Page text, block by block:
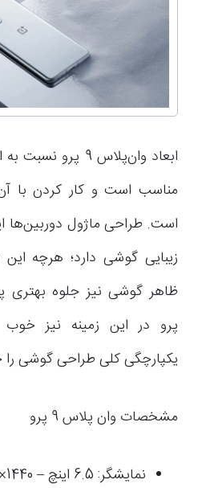
ابعاد وان‌پلاس 9
مناسب است و کار کردن با
است. طراحی ماژول دوربین‌ها
زیبایی گوشی دارد؛ هرچه
پرو در این زمینه نیز
یکپارچگی کلی طراحی گوشی
مشخصات وان پلاس 9 پرو
نمایشگر: 6.5 اینچ – 1440×3216 پیکسل- 120 هرتز